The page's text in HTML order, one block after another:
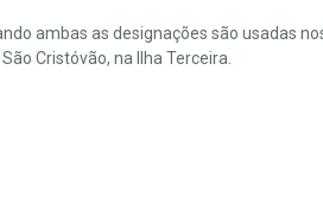
ambas as designações são usadas
Cristóvão, na Ilha Terceira.